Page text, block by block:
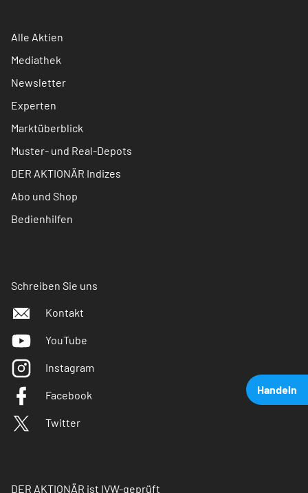
Handeln
Alle Aktien
Mediathek
Newsletter
Experten
Marktüberblick
Muster- und Real-Depots
DER AKTIONÄR Indizes
Abo und Shop
Bedienhilfen
Schreiben Sie uns
Kontakt
YouTube
Instagram
Facebook
Twitter
DER AKTIONÄR ist IVW-geprüft